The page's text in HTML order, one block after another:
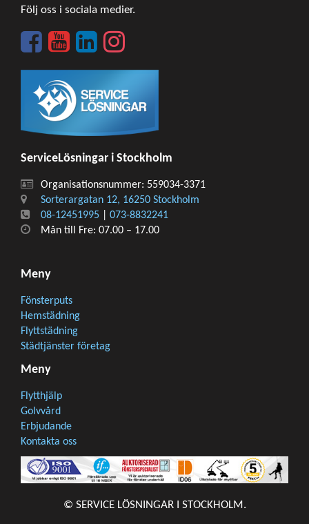
Följ oss i sociala medier.
ServiceLösningar i Stockholm
Organisationsnummer: 559034-3371
Sorterargatan 12, 16250 Stockholm
08-12451995
073-8832241
Mån till Fre: 07.00 – 17.00
Meny
Fönsterputs
Hemstädning
Flyttstädning
Städtjänster företag
Meny
Flytthjälp
Golvvård
Erbjudande
Kontakta oss
© SERVICE LÖSNINGAR I STOCKHOLM.